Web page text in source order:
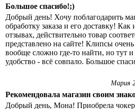
Большое спасибо!;)
Добрый день! Хочу поблагодарить
обработку заказа и его доставку!
отзывах, действительно товар
представлено на сайте! Клипсы
вообще сложно где-то найти, но тут и
удобство - всё совпало. Большое
Мария
Рекомендовала магазин своим
Добрый день, Мона! Приобрела чокер